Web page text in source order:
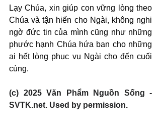
Lạy Chúa, xin giúp con vững lòng theo
Chúa và tận hiến cho Ngài, không nghi
ngờ đức tin của mình cũng như những
phước hạnh Chúa hứa ban cho những
ai hết lòng phục vụ Ngài cho đến cuối
cùng.
(c) 2025 Văn Phẩm Nguồn Sống -
SVTK.net. Used by permission.